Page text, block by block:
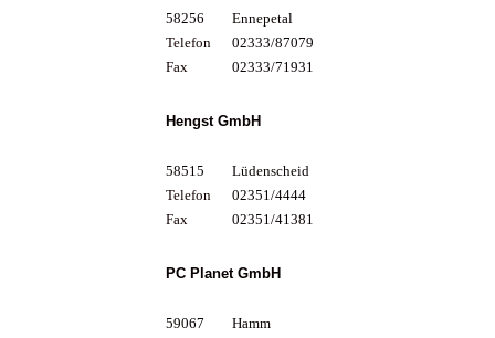
58256
Ennepetal
Telefon
02333/87079
Fax
02333/71931
Hengst GmbH
58515
Lüdenscheid
Telefon
02351/4444
Fax
02351/41381
PC Planet GmbH
59067
Hamm